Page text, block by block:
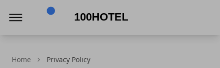
Home Privacy Policy